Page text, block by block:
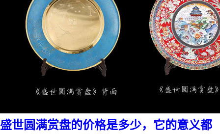
盛世圆满赏盘的价格是多少，它的意义都